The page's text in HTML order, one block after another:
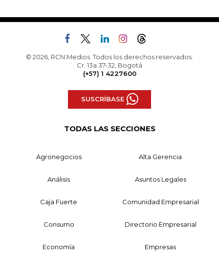
© 2026, RCN Medios. Todos los derechos reservados.
Cr. 13a 37-32, Bogotá
(+57) 1 4227600
SUSCRÍBASE
TODAS LAS SECCIONES
Agronegocios Alta Gerencia
Análisis Asuntos Legales
Caja Fuerte Comunidad Empresarial
Consumo Directorio Empresarial
Economía Empresas